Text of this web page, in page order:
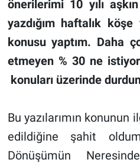
önerilerimi 10 yılı
yazdığım haftalık köşe
konusu yaptım. Daha
etmeyen % 30 ne
konuları üzerinde
Bu yazılarımın
edildiğine şahit
Dönüşümün